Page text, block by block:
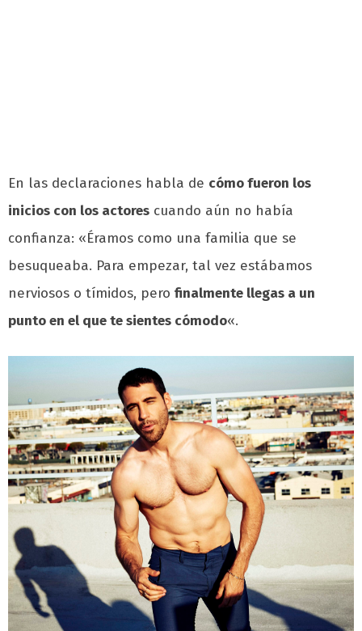
En las declaraciones habla de cómo fueron los
inicios con los actores cuando aún no había
confianza: «Éramos como una familia que se
besuqueaba. Para empezar, tal vez estábamos
nerviosos o tímidos, pero finalmente llegas a un
punto en el que te sientes cómodo«.